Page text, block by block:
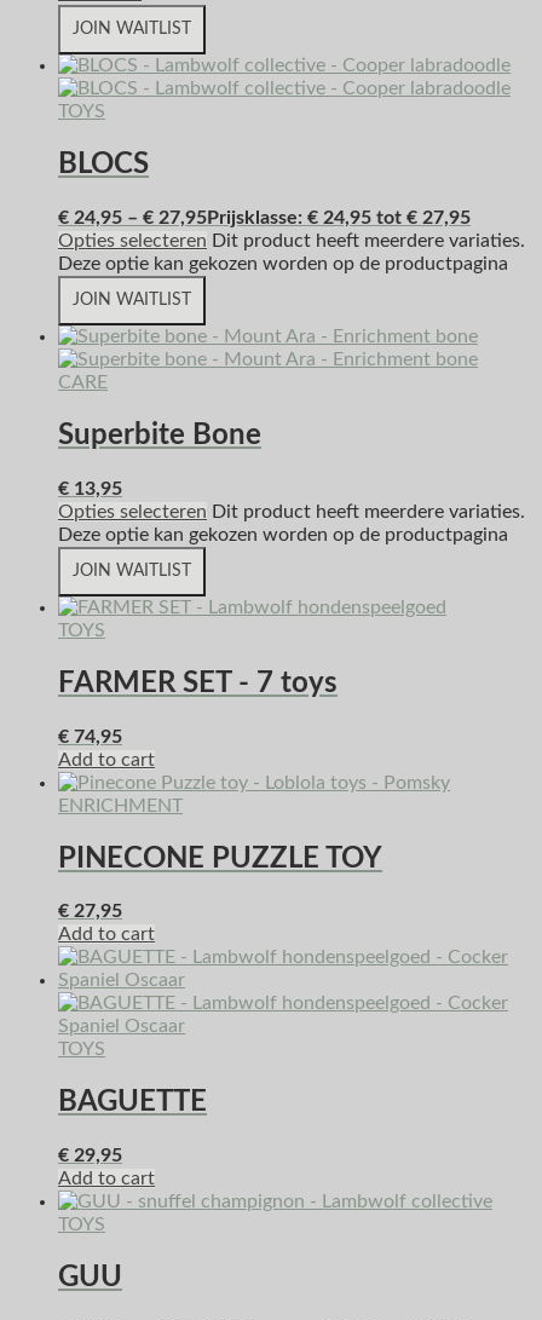
JOIN WAITLIST
TOYS
BLOCS
€ 24,95 – € 27,95Prijsklasse: € 24,95 tot € 27,95
Opties selecteren Dit product heeft meerdere variaties.
Deze optie kan gekozen worden op de productpagina
JOIN WAITLIST
CARE
Superbite Bone
€ 13,95
Opties selecteren Dit product heeft meerdere variaties.
Deze optie kan gekozen worden op de productpagina
JOIN WAITLIST
TOYS
FARMER SET - 7 toys
€ 74,95
Add to cart
ENRICHMENT
PINECONE PUZZLE TOY
€ 27,95
Add to cart
TOYS
BAGUETTE
€ 29,95
Add to cart
TOYS
GUU